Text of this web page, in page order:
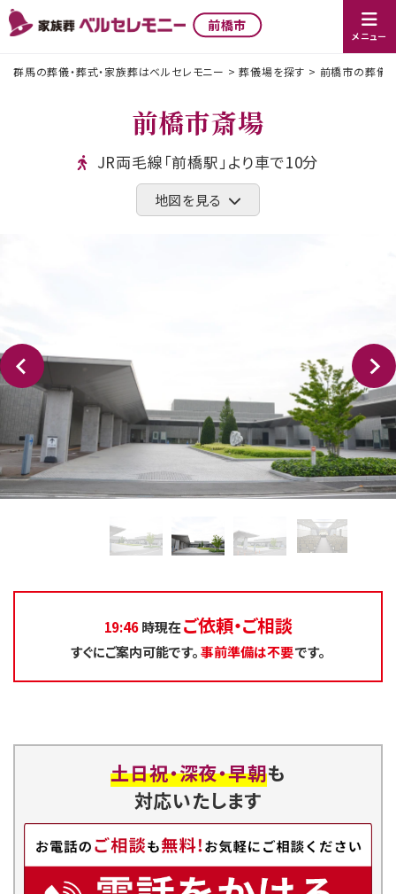
前橋市
メニュー
群馬の葬儀・葬式・家族葬はベルセレモニー >葬儀場を探す > 前橋市の葬儀
前橋市斎場
JR両毛線「前橋駅」より車で10分
地図を見る
19:46時現在ご依頼・ご相談
すぐにご案内可能です。 事前準備は不要です。
土日祝・深夜・早朝も
対応いたします